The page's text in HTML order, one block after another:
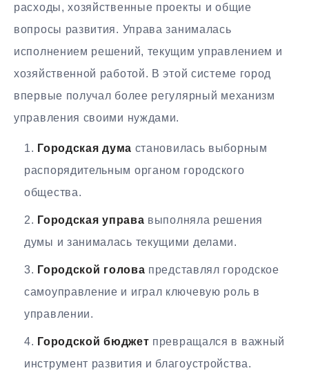
расходы, хозяйственные проекты и общие
вопросы развития. Управа занималась
исполнением решений, текущим управлением и
хозяйственной работой. В этой системе город
впервые получал более регулярный механизм
управления своими нуждами.
Городская дума становилась выборным
распорядительным органом городского
общества.
Городская управа выполняла решения
думы и занималась текущими делами.
Городской голова представлял городское
самоуправление и играл ключевую роль в
управлении.
Городской бюджет превращался в важный
инструмент развития и благоустройства.